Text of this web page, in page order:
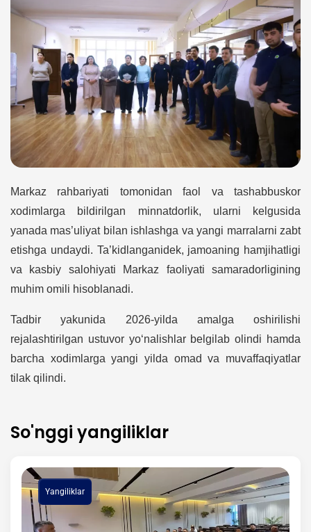
Markaz rahbariyati tomonidan faol va tashabbuskor
xodimlarga bildirilgan minnatdorlik, ularni kelgusida
yanada mas’uliyat bilan ishlashga va yangi marralarni zabt
etishga undaydi. Ta’kidlanganidek, jamoaning hamjihatligi
va kasbiy salohiyati Markaz faoliyati samaradorligining
muhim omili hisoblanadi.
Tadbir yakunida 2026-yilda amalga oshirilishi
rejalashtirilgan ustuvor yo‘nalishlar belgilab olindi hamda
barcha xodimlarga yangi yilda omad va muvaffaqiyatlar
tilak qilindi.
So'nggi yangiliklar
Yangiliklar